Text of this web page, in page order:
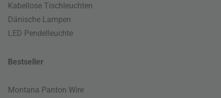
Kabellose Tischleuchten
Dänische Lampen
LED Pendelleuchte
Bestseller
Montana Panton Wire